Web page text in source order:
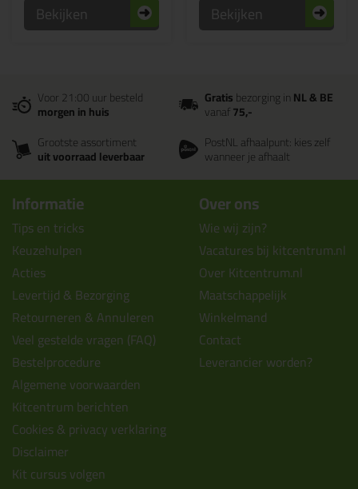
Bekijken Bekijken
Voor 21:00 uur besteld
morgen in huis
Gratisbezorging inNL & BE
vanaf75,-
Grootste assortiment
uit voorraad leverbaar
PostNL afhaalpunt: kies zelf
wanneer je afhaalt
Informatie
Tips en tricks
Keuzehulpen
Acties
Levertijd & Bezorging
Retourneren & Annuleren
Veel gestelde vragen (FAQ)
Bestelprocedure
Algemene voorwaarden
Kitcentrum berichten
Cookies & privacy verklaring
Disclaimer
Kit cursus volgen
Over ons
Wie wij zijn?
Vacatures bij kitcentrum.nl
Over Kitcentrum.nl
Maatschappelijk
Winkelmand
Contact
Leverancier worden?